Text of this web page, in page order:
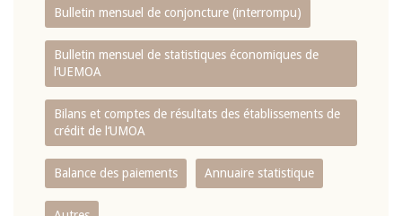
Bulletin mensuel de conjoncture (interrompu)
Bulletin mensuel de statistiques économiques de
l‘UEMOA
Bilans et comptes de résultats des établissements de
crédit de l‘UMOA
Balance des paiements Annuaire statistique